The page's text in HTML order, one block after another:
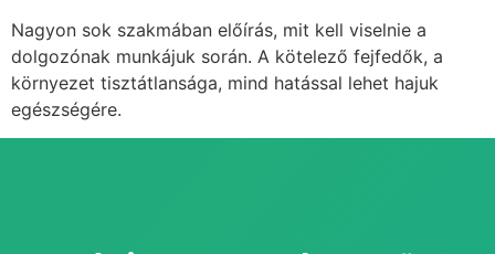
Nagyon sok szakmában előírás, mit kell viselnie a
dolgozónak munkájuk során. A kötelező fejfedők, a
környezet tisztátlansága, mind hatással lehet hajuk
egészségére.